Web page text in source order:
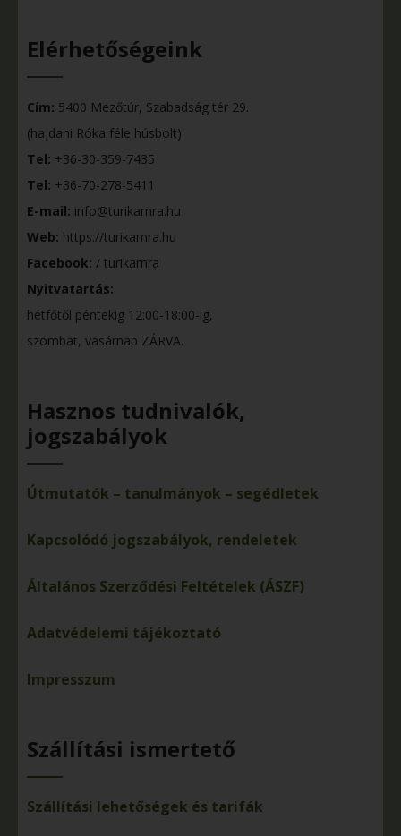
Elérhetőségeink
Cím: 5400 Mezőtúr, Szabadság tér 29.
(hajdani Róka féle húsbolt)
Tel: +36-30-359-7435
Tel: +36-70-278-5411
E-mail: info@turikamra.hu
Web: https://turikamra.hu
Facebook: / turikamra
Nyitvatartás:
hétfőtől péntekig 12:00-18:00-ig,
szombat, vasárnap ZÁRVA.
Hasznos tudnivalók,
jogszabályok
Útmutatók – tanulmányok – segédletek
Kapcsolódó jogszabályok, rendeletek
Általános Szerződési Feltételek (ÁSZF)
Adatvédelemi tájékoztató
Impresszum
Szállítási ismertető
Szállítási lehetőségek és tarifák